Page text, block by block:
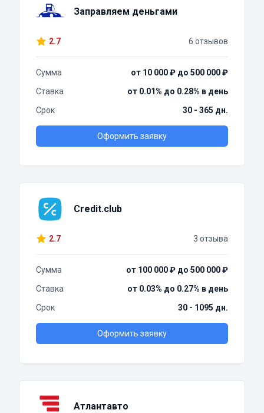
Заправляем деньгами
2.7 6 отзывов
Сумма
от 10 000 ₽ до 500 000 ₽
Ставка
от 0.01% до 0.28% в день
Срок
30 - 365 дн.
Оформить заявку
Credit.club
2.7 3 отзыва
Сумма
от 100 000 ₽ до 500 000 ₽
Ставка
от 0.03% до 0.27% в день
Срок
30 - 1095 дн.
Оформить заявку
Атлантавто